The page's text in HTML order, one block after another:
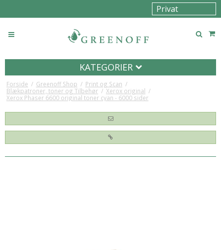
KATEGORIER
Forside / Greenoff Shop / Print og Scan /
Blækpatroner, toner og Tilbehør / Xerox original /
Xerox Phaser 6600 original toner cyan - 6000 sider